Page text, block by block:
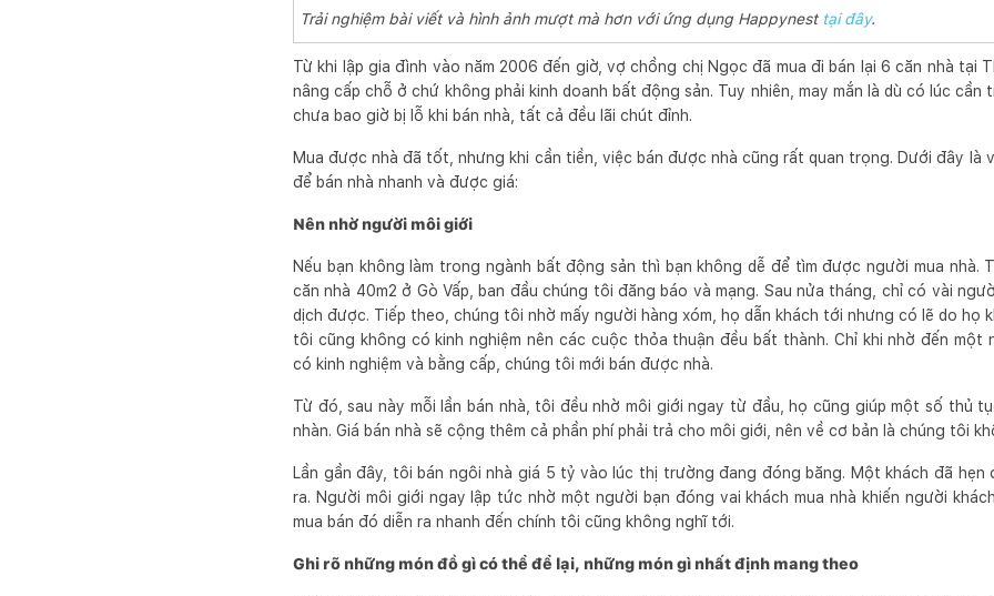
Trải nghiệm bài viết và hình ảnh mượt mà hơn với ứng dụng Happynest tại đây.
Từ khi lập gia đình vào năm 2006 đến giờ, vợ chồng chị Ngọc đã mua đi bán lại 6 căn nhà tại
nâng cấp chỗ ở chứ không phải kinh doanh bất động sản. Tuy nhiên, may mắn là dù có lúc cần
chưa bao giờ bị lỗ khi bán nhà, tất cả đều lãi chút đỉnh.
Mua được nhà đã tốt, nhưng khi cần tiền, việc bán được nhà cũng rất quan trọng. Dưới đây là
để bán nhà nhanh và được giá:
Nên nhờ người môi giới
Nếu bạn không làm trong ngành bất động sản thì bạn không dễ để tìm được người mua nhà.
căn nhà 40m2 ở Gò Vấp, ban đầu chúng tôi đăng báo và mạng. Sau nửa tháng, chỉ có vài
dịch được. Tiếp theo, chúng tôi nhờ mấy người hàng xóm, họ dẫn khách tới nhưng có lẽ do họ
tôi cũng không có kinh nghiệm nên các cuộc thỏa thuận đều bất thành. Chỉ khi nhờ đến một
có kinh nghiệm và bằng cấp, chúng tôi mới bán được nhà.
Từ đó, sau này mỗi lần bán nhà, tôi đều nhờ môi giới ngay từ đầu, họ cũng giúp một số thủ
nhàn. Giá bán nhà sẽ cộng thêm cả phần phí phải trả cho môi giới, nên về cơ bản là chúng tôi
Lần gần đây, tôi bán ngôi nhà giá 5 tỷ vào lúc thị trường đang đóng băng. Một khách đã
ra. Người môi giới ngay lập tức nhờ một người bạn đóng vai khách mua nhà khiến người
mua bán đó diễn ra nhanh đến chính tôi cũng không nghĩ tới.
Ghi rõ những món đồ gì có thể để lại, những món gì nhất định mang theo